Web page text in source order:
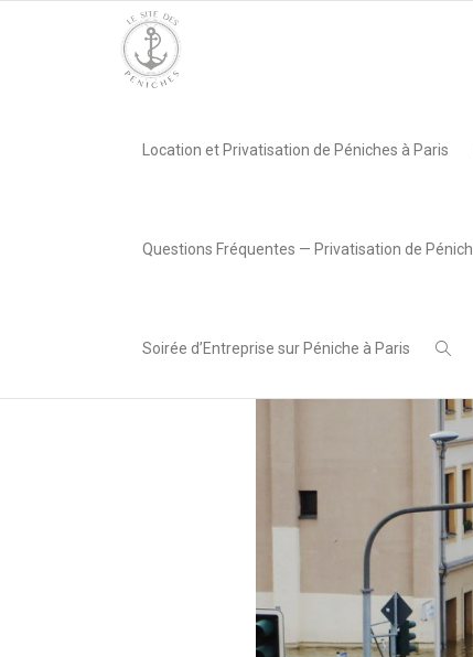
Location et Privatisation de Péniches à Paris
Questions Fréquentes — Privatisation de
Soirée d’Entreprise sur Péniche à Paris
2018